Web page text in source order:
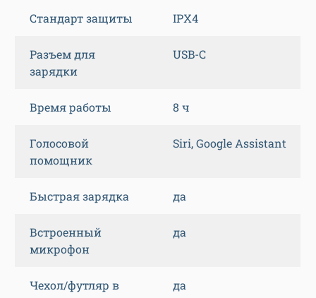
Стандарт защиты IPX4
Разъем для
зарядки
USB-C
Время работы 8 ч
Голосовой
помощник
Siri, Google Assistant
Быстрая зарядка да
Встроенный
микрофон
да
Чехол/футляр в
да